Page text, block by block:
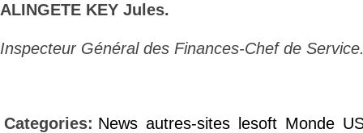
ALINGETE KEY Jules.
Inspecteur Général des Finances-Chef de
Categories: News autres-sites lesoft Monde